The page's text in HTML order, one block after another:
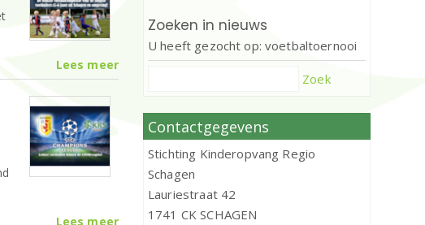
Lees meer
Lees meer
Zoeken in nieuws
U heeft gezocht op: voetbaltoernooi
Zoek
Contactgegevens
Stichting Kinderopvang Regio
Schagen
Lauriestraat 42
1741 CK SCHAGEN